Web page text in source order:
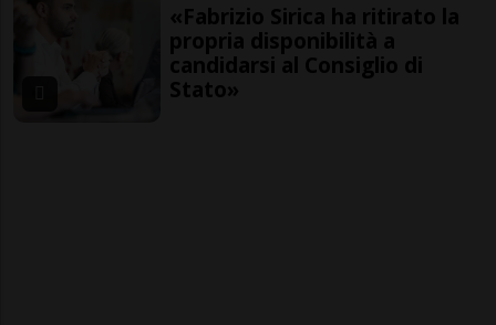
«Fabrizio Sirica ha ritirato la
propria disponibilità a
candidarsi al Consiglio di
Stato»